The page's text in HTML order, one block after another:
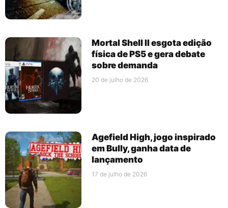
Mortal Shell II esgota edição
física de PS5 e gera debate
sobre demanda
20 de julho de 2026
Agefield High, jogo inspirado
em Bully, ganha data de
lançamento
17 de julho de 2026